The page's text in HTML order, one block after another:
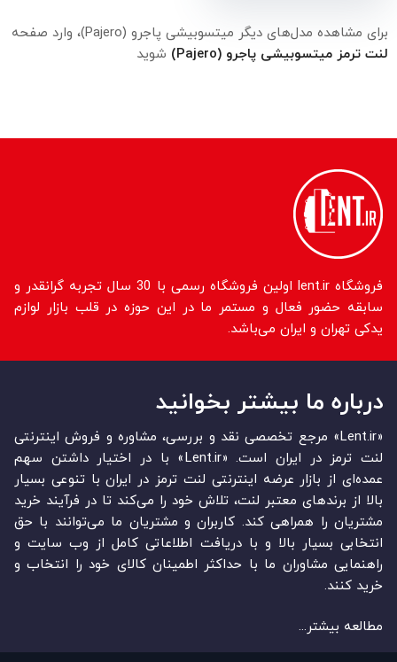
برای مشاهده مدل‌های دیگر میتسوبیشی پاجرو (Pajero)، وارد صفحه
لنت ترمز میتسوبیشی پاجرو (Pajero)
شوید
فروشگاه lent.ir اولین فروشگاه رسمی با 30 سال تجربه گرانقدر و
سابقه حضور فعال و مستمر ما در این حوزه در قلب بازار لوازم
یدکی تهران و ایران می‌باشد.
درباره ما بیشتر بخوانید
«Lent.ir» مرجع تخصصی نقد و بررسی، مشاوره و فروش اینترنتی
لنت ترمز در ایران است. «Lent.ir» با در اختیار داشتن سهم
عمده‏‌ای از بازار عرضه اینترنتی لنت ترمز در ایران با تنوعی بسیار
بالا از برندهای معتبر لنت، تلاش خود را می‌‏‏کند تا در فرآیند خرید
مشتریان را همراهی کند. کاربران و مشتریان ما می‏‏‌توانند با حق
انتخابی بسیار بالا و با دریافت اطلاعاتی کامل از وب سایت و
راهنمایی مشاوران ما با حداکثر اطمینان کالای خود را انتخاب و
خرید کنند.
مطالعه بیشتر...